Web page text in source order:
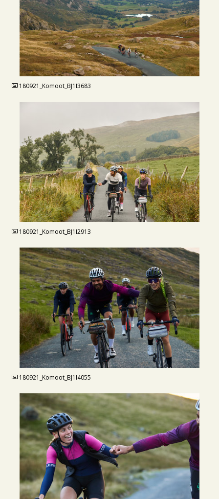
JPG
180921_Komoot_BJ1I3683
JPG
180921_Komoot_BJ1I2913
JPG
180921_Komoot_BJ1I4055